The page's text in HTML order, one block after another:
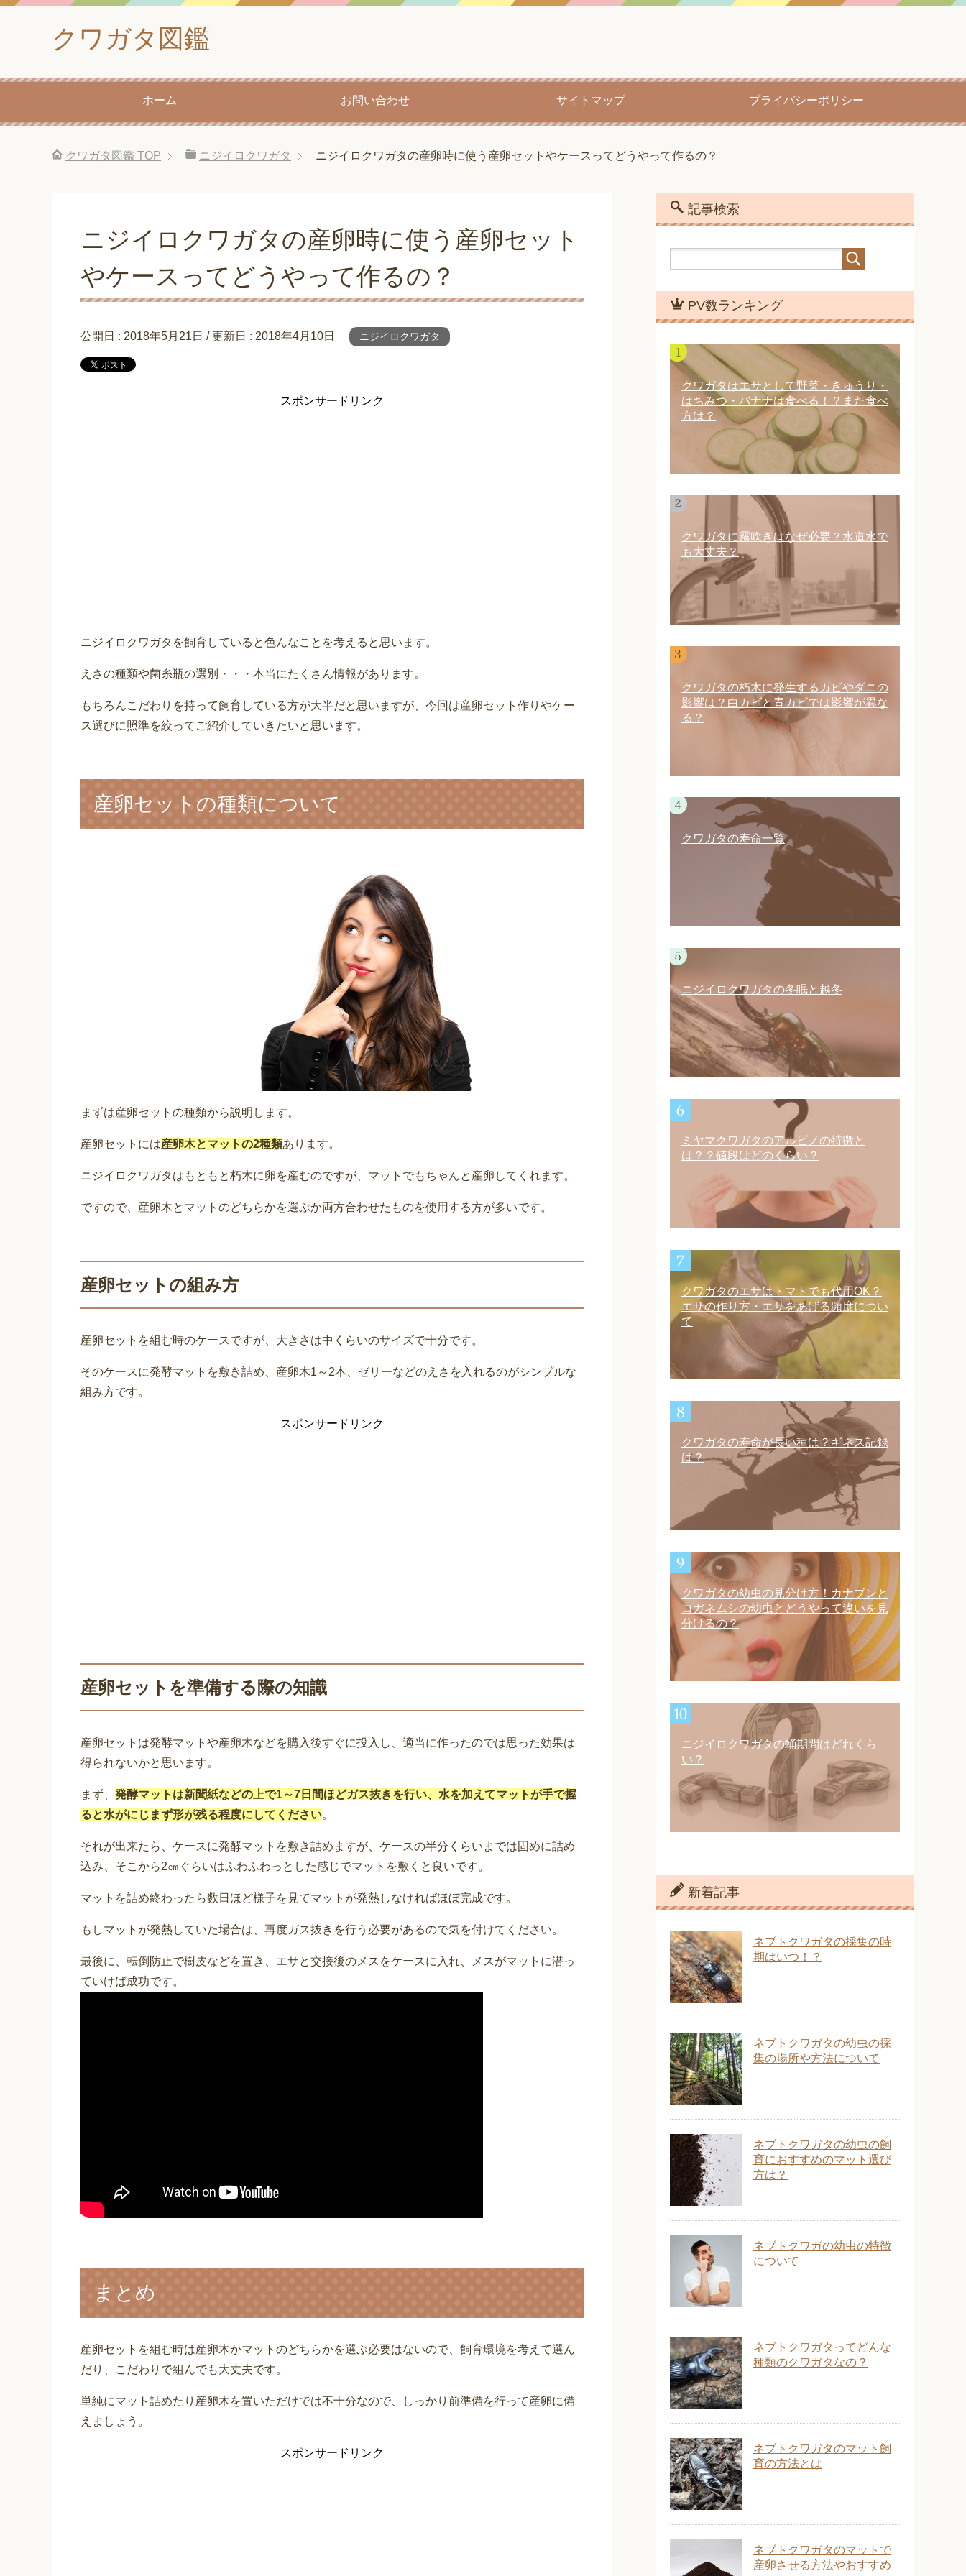
クワガタ図鑑
ホーム お問い合わせ サイトマップ プライバシーポリシー
クワガタ図鑑 TOP ニジイロクワガタ ニジイロクワガタの産卵時に使う産卵セットやケースってどうやって作るの？
ニジイロクワガタの産卵時に使う産卵セット
やケースってどうやって作るの？
公開日 : 2018年5月21日 / 更新日 : 2018年4月10日 ニジイロクワガタ
スポンサードリンク
ニジイロクワガタを飼育していると色んなことを考えると思います。
えさの種類や菌糸瓶の選別・・・本当にたくさん情報があります。
もちろんこだわりを持って飼育している方が大半だと思いますが、今回は産卵セット作りやケー
ス選びに照準を絞ってご紹介していきたいと思います。
産卵セットの種類について
まずは産卵セットの種類から説明します。
産卵セットには産卵木とマットの2種類あります。
ニジイロクワガタはもともと朽木に卵を産むのですが、マットでもちゃんと産卵してくれます。
ですので、産卵木とマットのどちらかを選ぶか両方合わせたものを使用する方が多いです。
産卵セットの組み方
産卵セットを組む時のケースですが、大きさは中くらいのサイズで十分です。
そのケースに発酵マットを敷き詰め、産卵木1～2本、ゼリーなどのえさを入れるのがシンプルな
組み方です。
スポンサードリンク
産卵セットを準備する際の知識
産卵セットは発酵マットや産卵木などを購入後すぐに投入し、適当に作ったのでは思った効果は
得られないかと思います。
まず、 発酵マットは新聞紙などの上で1～7日間ほどガス抜きを行い、水を加えてマットが手で握
ると水がにじまず形が残る程度にしてください。
それが出来たら、ケースに発酵マットを敷き詰めますが、ケースの半分くらいまでは固めに詰め
込み、そこから2㎝ぐらいはふわふわっとした感じでマットを敷くと良いです。
マットを詰め終わったら数日ほど様子を見てマットが発熱しなければほぼ完成です。
もしマットが発熱していた場合は、再度ガス抜きを行う必要があるので気を付けてください。
最後に、転倒防止で樹皮などを置き、エサと交接後のメスをケースに入れ、メスがマットに潜っ
ていけば成功です。
まとめ
産卵セットを組む時は産卵木かマットのどちらかを選ぶ必要はないので、飼育環境を考えて選ん
だり、こだわりで組んでも大丈夫です。
単純にマット詰めたり産卵木を置いただけでは不十分なので、しっかり前準備を行って産卵に備
えましょう。
スポンサードリンク
記事検索
PV数ランキング
クワガタはエサとして野菜・きゅうり・
はちみつ・バナナは食べる！？また食べ
方は？
クワガタに霧吹きはなぜ必要？水道水で
も大丈夫？
クワガタの朽木に発生するカビやダニの
影響は？白カビと青カビでは影響が異な
る？
クワガタの寿命一覧
ニジイロクワガタの冬眠と越冬
ミヤマクワガタのアルビノの特徴と
は？？値段はどのくらい？
クワガタのエサはトマトでも代用OK？
エサの作り方・エサをあげる頻度につい
て
クワガタの寿命が長い種は？ギネス記録
は？
クワガタの幼虫の見分け方！カナブンと
コガネムシの幼虫とどうやって違いを見
分けるの？
ニジイロクワガタの蛹期間はどれくら
い？
新着記事
ネブトクワガタの採集の時
期はいつ！？
ネブトクワガタの幼虫の採
集の場所や方法について
ネブトクワガタの幼虫の飼
育におすすめのマット選び
方は？
ネブトクワガの幼虫の特徴
について
ネブトクワガタってどんな
種類のクワガタなの？
ネブトクワガタのマット飼
育の方法とは
ネブトクワガタのマットで
産卵させる方法やおすすめ